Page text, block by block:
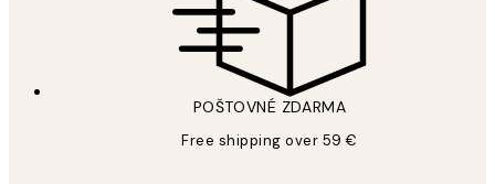
POŠTOVNÉ ZDARMA
Free shipping over 59 €